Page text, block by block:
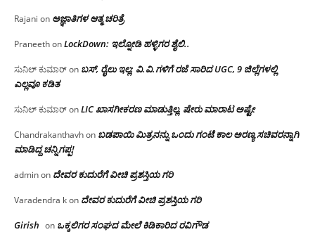
Rajani on ಅಜ್ಞಾತಿಗಳ ಆತ್ಮ ಚರಿತ್ರೆ
PraneethonLockDown: ಇಲ್ನೋಡಿ ಹಳ್ಳಿಗರ ಶೈಲಿ..
ಸುನಿಲ್ ಕುಮಾರ್on ಬಸ್, ರೈಲು ಇಲ್ಲ; ವಿ.ವಿ.ಗಳಿಗೆ ರಜೆ ಸಾರಿದ UGC, 9 ಜಿಲ್ಲೆಗಳಲ್ಲಿ
ಎಲ್ಲವೂ ಕಡಿತ
ಸುನಿಲ್ ಕುಮಾರ್onLIC ಖಾಸಗೀಕರಣ ಮಾಡುತ್ತಿಲ್ಲ, ಷೇರು ಮಾರಾಟ ಅಷ್ಟೇ
Chandrakanthavhon ಬಡಪಾಯಿ ಮಿತ್ರನನ್ನು ಒಂದು ಗಂಟೆ ಕಾಲ ಅರಣ್ಯ ಸಚಿವರನ್ನಾಗಿ
ಮಾಡಿದ್ದ ಚನ್ನಿಗಪ್ಪ!
adminon ದೇವರ ಕುದುರೆಗೆ ವೀಚಿ ಪ್ರಶಸ್ತಿಯ ಗರಿ
Varadendra kon ದೇವರ ಕುದುರೆಗೆ ವೀಚಿ ಪ್ರಶಸ್ತಿಯ ಗರಿ
Girish on ಒಕ್ಕಲಿಗರ ಸಂಘದ ಮೇಲೆ ಕಿಡಿಕಾರಿದ ರವಿಗೌಡ